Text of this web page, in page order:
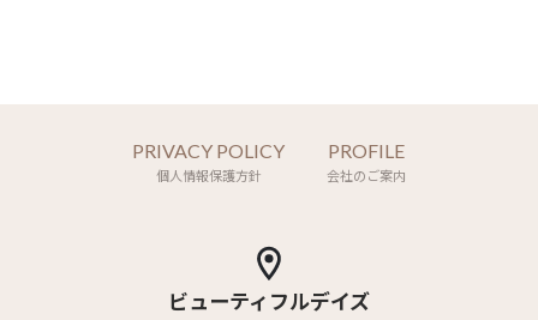
PRIVACY POLICY
個人情報保護方針
PROFILE
会社のご案内
ビューティフルデイズ